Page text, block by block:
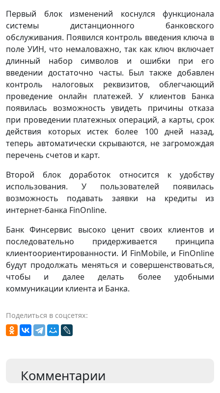
Первый блок изменений коснулся функционала
системы дистанционного банковского
обслуживания. Появился контроль введения ключа в
поле УИН, что немаловажно, так как ключ включает
длинный набор символов и ошибки при его
введении достаточно часты. Был также добавлен
контроль налоговых реквизитов, облегчающий
проведение онлайн платежей. У клиентов Банка
появилась возможность увидеть причины отказа
при проведении платежных операций, а карты, срок
действия которых истек более 100 дней назад,
теперь автоматически скрываются, не загромождая
перечень счетов и карт.
Второй блок доработок относится к удобству
использования. У пользователей появилась
возможность подавать заявки на кредиты из
интернет-банка FinOnline.
Банк Финсервис высоко ценит своих клиентов и
последовательно придерживается принципа
клиентоориентированности. И FinMobile, и FinOnline
будут продолжать меняться и совершенствоваться,
чтобы и далее делать более удобными
коммуникации клиента и Банка.
Поделиться в соцсетях:
Комментарии